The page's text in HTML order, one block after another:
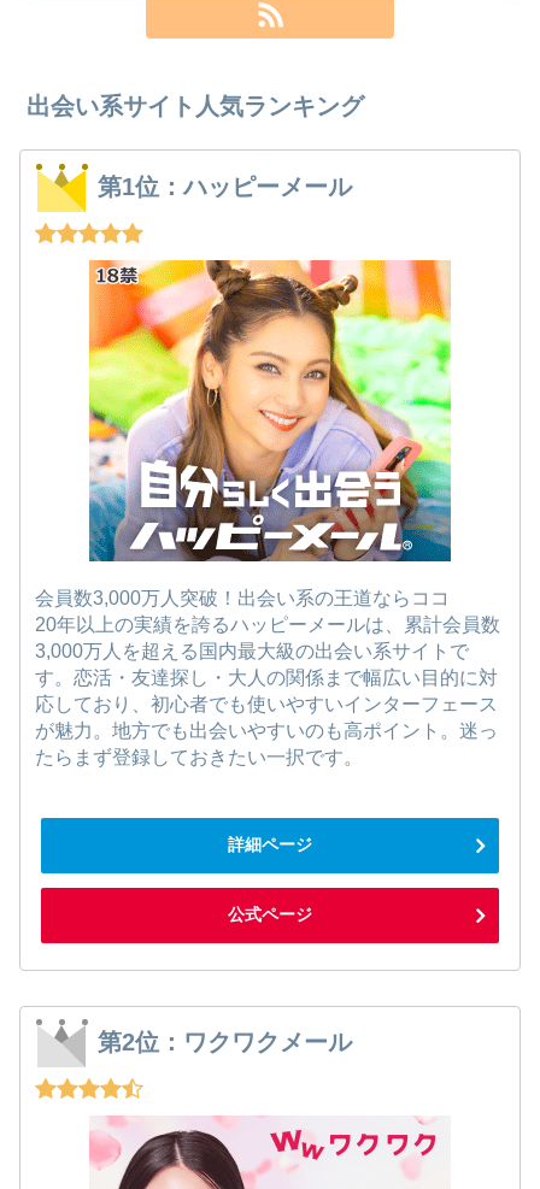
出会い系サイト人気ランキング
第1位：ハッピーメール
会員数3,000万人突破！出会い系の王道ならココ
20年以上の実績を誇るハッピーメールは、累計会員数
3,000万人を超える国内最大級の出会い系サイトで
す。恋活・友達探し・大人の関係まで幅広い目的に対
応しており、初心者でも使いやすいインターフェース
が魅力。地方でも出会いやすいのも高ポイント。迷っ
たらまず登録しておきたい一択です。
詳細ページ
公式ページ
第2位：ワクワクメール